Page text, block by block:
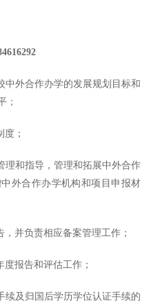
中外合作办学的发展规划目标和
；
；
理和指导，管理和拓展中外合作
外合作办学机构和项目申报材
并负责相应备案管理工作；
报告和评估工作；
续及归国后学历学位认证手续的